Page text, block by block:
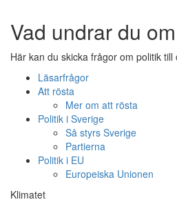
Vad undrar du
Här kan du skicka frågor om politik till
Läsarfrågor
Att rösta
Mer om att rösta
Politik i Sverige
Så styrs Sverige
Partierna
Politik i EU
Europeiska Unionen
Klimatet